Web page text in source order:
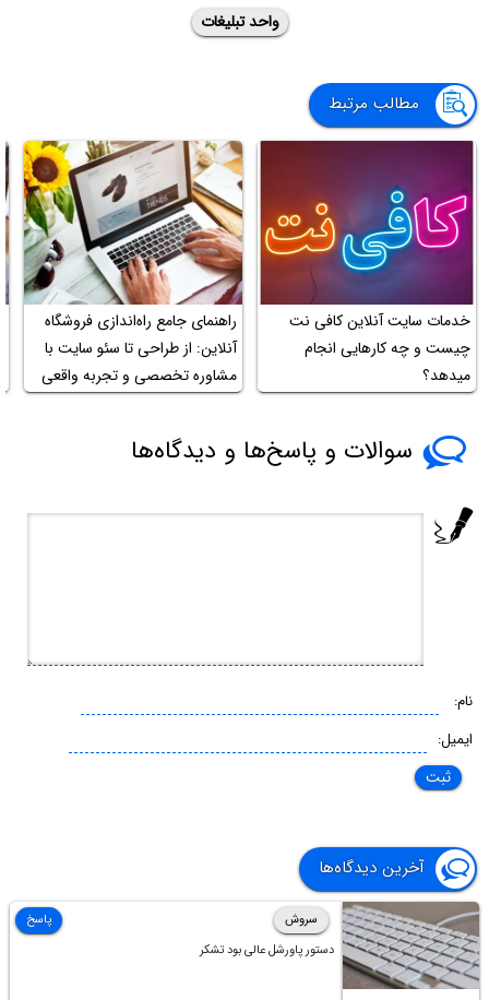
واحد تبلیغات
مطالب مرتبط
خدمات سایت آنلاین کافی نت
چیست و چه کارهایی انجام
میدهد؟
راهنمای جامع راه‌اندازی فروشگاه
آنلاین: از طراحی تا سئو سایت با
مشاوره تخصصی و تجربه واقعی
سوالات و پاسخ‌ها و دیدگاه‌ها
نام:
ایمیل:
آخرین دیدگاه‌ها
سروش
دستور پاورشل عالی بود تشکر
پاسخ